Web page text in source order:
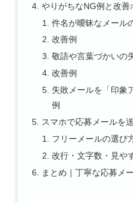
やりがちなNG例と改善
件名が曖昧なメール
改善例
敬語や言葉づかいの
改善例
失敗メールを「印象
例
スマホで応募メールを
フリーメールの選び
改行・文字数・見や
まとめ｜丁寧な応募メ